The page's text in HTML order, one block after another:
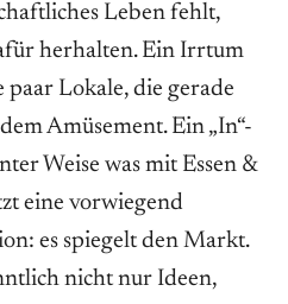
Leben fehlt,
herhalten. Ein Irrtum
paar Lokale, die gerade
Amüsement. Ein „In“-
Weise was mit Essen &
eine vorwiegend
es spiegelt den Markt.
nicht nur Ideen,